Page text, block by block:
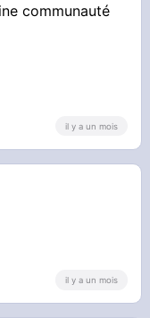
communauté
il y a un mois
il y a un mois